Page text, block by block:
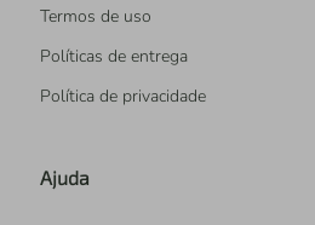
Termos de uso
Políticas de entrega
Política de privacidade
Ajuda